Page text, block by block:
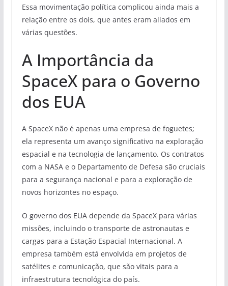
Essa movimentação política complicou ainda mais a
relação entre os dois, que antes eram aliados em
várias questões.
A Importância da
SpaceX para o Governo
dos EUA
A SpaceX não é apenas uma empresa de foguetes;
ela representa um avanço significativo na exploração
espacial e na tecnologia de lançamento. Os contratos
com a NASA e o Departamento de Defesa são cruciais
para a segurança nacional e para a exploração de
novos horizontes no espaço.
O governo dos EUA depende da SpaceX para várias
missões, incluindo o transporte de astronautas e
cargas para a Estação Espacial Internacional. A
empresa também está envolvida em projetos de
satélites e comunicação, que são vitais para a
infraestrutura tecnológica do país.